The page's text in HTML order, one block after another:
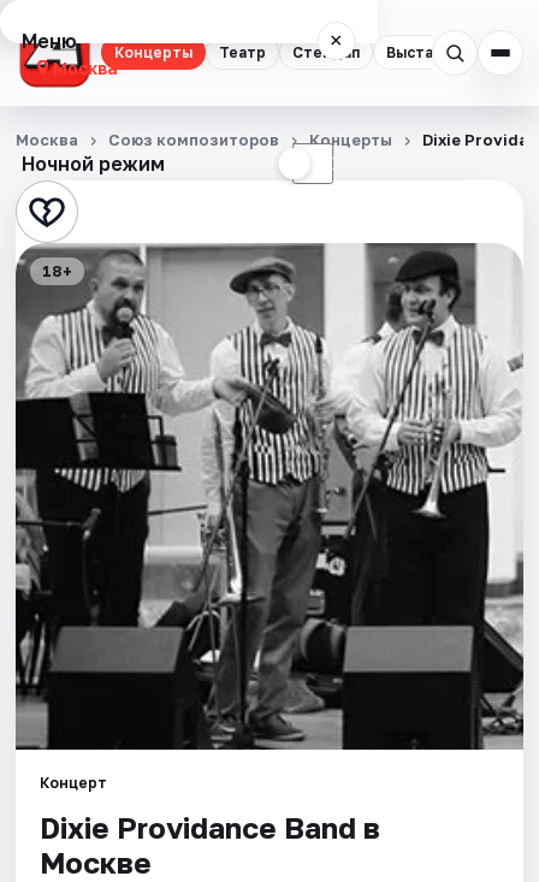
Концерты Театр Стендап Выставки
Меню ×
Москва
Концерты
Театр
Стендап
Выставки
Квесты
Экскурсии
Спорт
События
Города
Площадки
Артисты
Ночной режим ☾
Москва Союз композиторов Концерты Dixie
18+
Концерт
Dixie Providance Band в
Москве